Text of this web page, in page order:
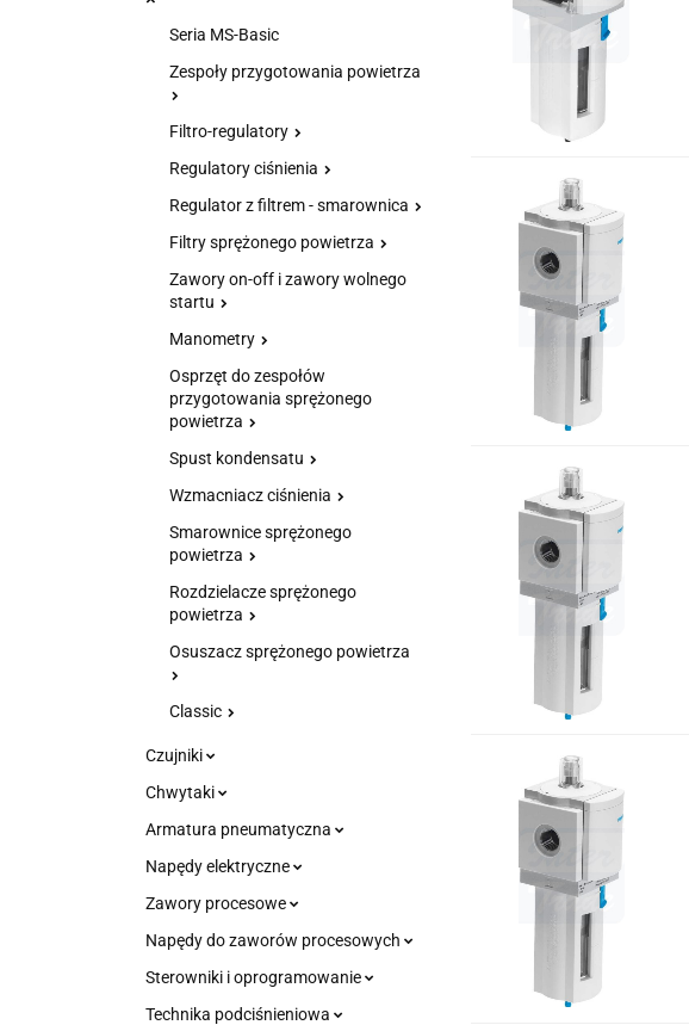
Seria MS-Basic
Zespoły przygotowania powietrza
Filtro-regulatory
Regulatory ciśnienia
Regulator z filtrem - smarownica
Filtry sprężonego powietrza
Zawory on-off i zawory wolnego
startu
Manometry
Osprzęt do zespołów
przygotowania sprężonego
powietrza
Spust kondensatu
Wzmacniacz ciśnienia
Smarownice sprężonego
powietrza
Rozdzielacze sprężonego
powietrza
Osuszacz sprężonego powietrza
Classic
Czujniki
Chwytaki
Armatura pneumatyczna
Napędy elektryczne
Zawory procesowe
Napędy do zaworów procesowych
Sterowniki i oprogramowanie
Technika podciśnieniowa